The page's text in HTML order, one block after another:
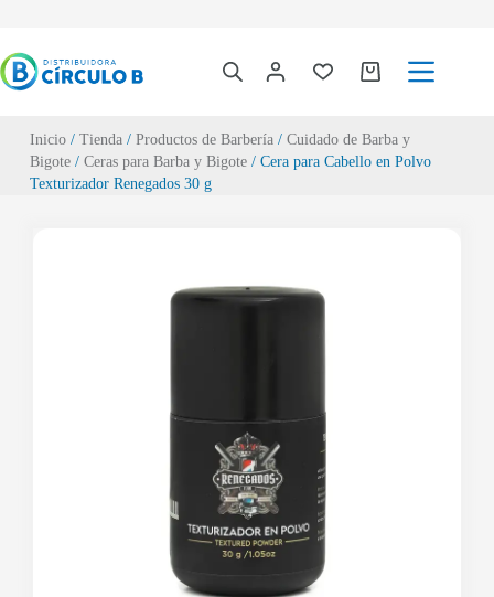
Inicio/ Tienda/ Productos de Barbería/ Cuidado de Barba y
Bigote/ Ceras para Barba y Bigote/ Cera para Cabello en Polvo
Texturizador Renegados 30 g